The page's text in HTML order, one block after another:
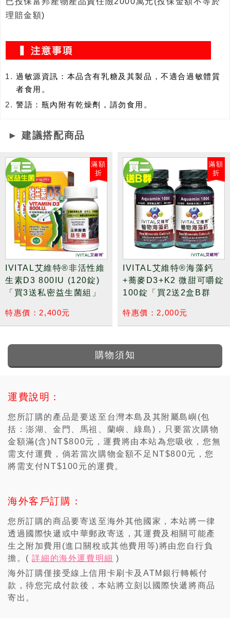
理賠金額)
過敏源資訊：本品含有乳糖及其製品，不適合過敏體質
者食用。
警語：瓶內附有乾燥劑，請勿食用。
► 建議搭配商品
滿額
折
IVITAL艾維特®海藻鈣
+蕎麥D3+K2 微甜可嚼錠
100錠「買2送2盒B群
特惠價：2,000元
滿額
折
美國進口GLUSTAR關利
舒®葡萄糖胺膠原軟骨素
加強錠「2瓶送B群組」
特惠價：2,600元
購物須知
運費說明：
您所訂購的產品是要送至台灣本島及其附屬島嶼(包
括：澎湖、金門、馬祖、蘭嶼、綠島)，只要當次購物
金額滿(含)NT$800元，運費將由本站為您吸收，您無
需支付運費，倘若當次購物金額不足NT$800元，您
將需支付NT$100元的運費。
海外客戶訂購：
您所訂購的商品要寄送至海外其他國家，本站將一律
透過國際快遞或中華郵政寄送，其運費及相關可能產
生之附加費用(進口關稅或其他費用等)將由您自行負
擔。(詳細的海外運費明細 )
海外訂購僅接受線上信用卡刷卡及ATM銀行轉帳付
款，待您完成付款後，本站將立刻以國際快遞將商品
寄出。